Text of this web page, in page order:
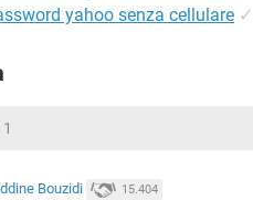
yahoo senza cellulare ✓
Bouzidi 15.404